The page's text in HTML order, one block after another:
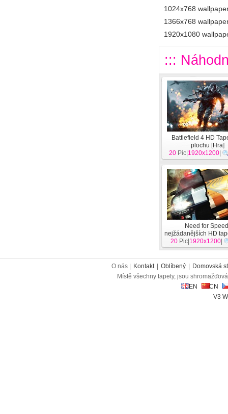
1024x768
1366x768
1920x1080
:::
Battlefield 4 HD
plochu [Hra]
20 Pic| 1920x1200
Need for
nejžádanějších HD
20 Pic| 1920x1200
O nás | Kontakt Oblíbený
Domovská
Místě všechny tapety, jsou
EN
CN
V3